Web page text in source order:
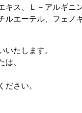
ス、Ｌ－アルギニ
エーテル、フェノ
たします。
、
さい。